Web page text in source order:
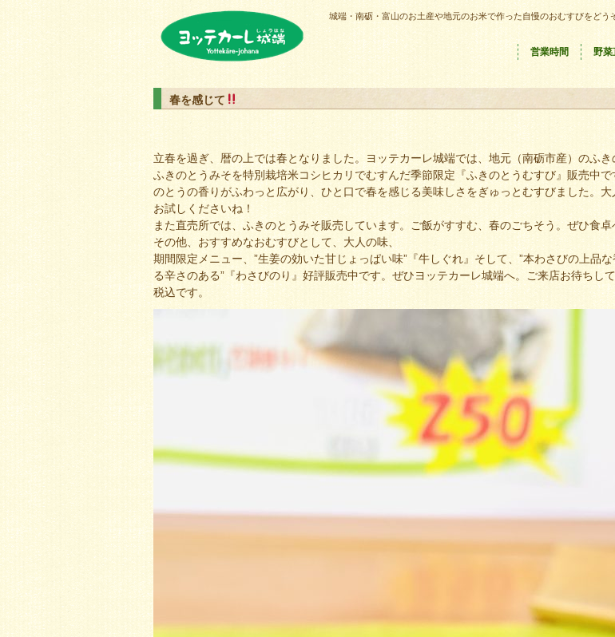
城端・南砺・富山のお土産や地元のお米で作った自慢のおむすびをど
営業時間 野菜
春を感じて
立春を過ぎ、暦の上では春となりました。ヨッテカーレ城端では、地元（南砺市産）のふき
ふきのとうみそを特別栽培米コシヒカリでむすんだ季節限定『ふきのとうむすび』販売中で
のとうの香りがふわっと広がり、ひと口で春を感じる美味しさをぎゅっとむすびました。
お試しくださいね！
また直売所では、ふきのとうみそ販売しています。ご飯がすすむ、春のごちそう。ぜひ食卓
その他、おすすめなおむすびとして、大人の味、
期間限定メニュー、”生姜の効いた甘じょっぱい味”『牛しぐれ』そして、”本わさびの上品な
る辛さのある”『わさびのり』好評販売中です。ぜひヨッテカーレ城端へ。ご来店お待ちし
税込です。